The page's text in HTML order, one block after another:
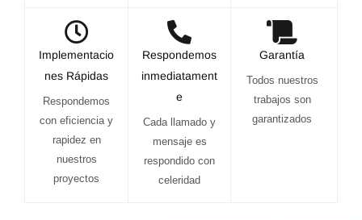
Implementacio
nes Rápidas
Respondemos
con eficiencia y
rapidez en
nuestros
proyectos
Respondemos
inmediatament
e
Cada llamado y
mensaje es
respondido con
celeridad
Garantía
Todos nuestros
trabajos son
garantizados